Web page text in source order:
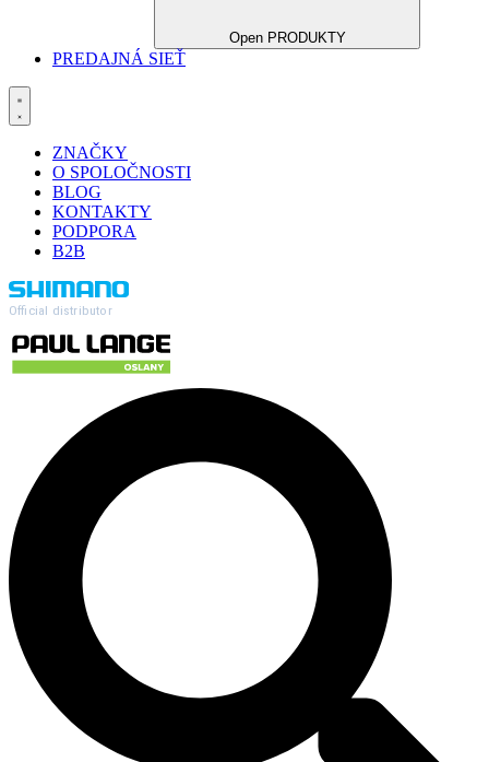
Open PRODUKTY
PREDAJNÁ SIEŤ
ZNAČKY
O SPOLOČNOSTI
BLOG
KONTAKTY
PODPORA
B2B
Official distributor